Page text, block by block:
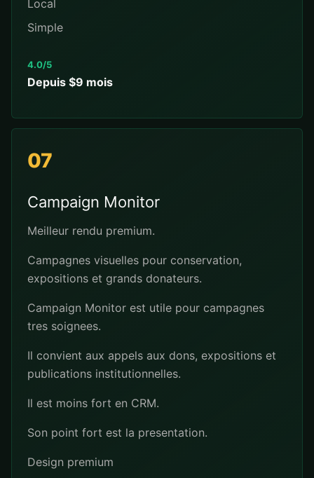
Local
Simple
4.0/5
Depuis $9 mois
07
Campaign Monitor
Meilleur rendu premium.
Campagnes visuelles pour conservation,
expositions et grands donateurs.
Campaign Monitor est utile pour campagnes
tres soignees.
Il convient aux appels aux dons, expositions et
publications institutionnelles.
Il est moins fort en CRM.
Son point fort est la presentation.
Design premium